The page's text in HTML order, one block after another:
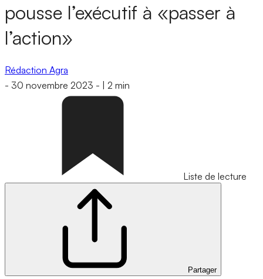
pousse l’exécutif à «passer à
l’action»
Rédaction Agra
- 30 novembre 2023 - 2 min
Liste de lecture
Partager